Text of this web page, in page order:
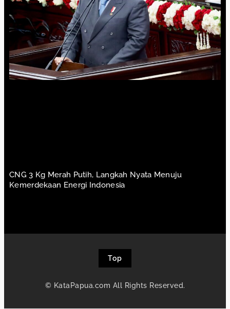
CNG 3 Kg Merah Putih, Langkah Nyata Menuju
Kemerdekaan Energi Indonesia
© KataPapua.com All Rights Reserved.
Top